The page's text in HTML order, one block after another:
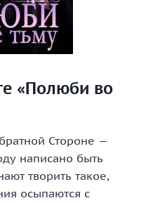
«Полюби во
Стороне —
написано быть
творить такое,
осыпаются с